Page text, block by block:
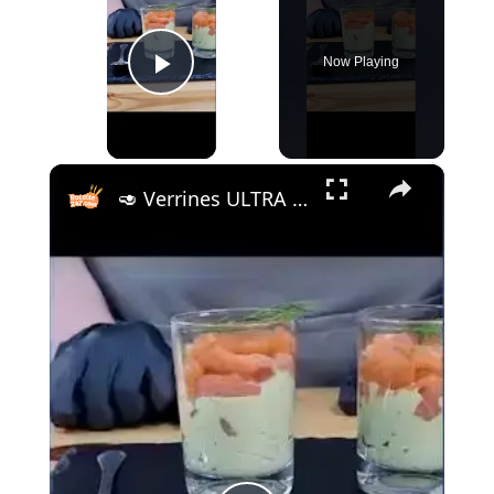
Play Video
Now Playing
×
🥑 Verrines ULTRA GOURMANDES avocat-saumon en 5 min ! #recipe #explore